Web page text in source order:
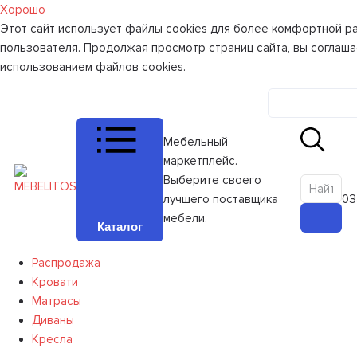
Хорошо
Этот сайт использует файлы cookies для более комфортной
пользователя. Продолжая просмотр страниц сайта, вы
использованием файлов cookies.
Каталог
Мебельный
маркетплейс.
Выберите своего
лучшего поставщика
мебели.
0
Распродажа
Кровати
Матрасы
Диваны
Кресла